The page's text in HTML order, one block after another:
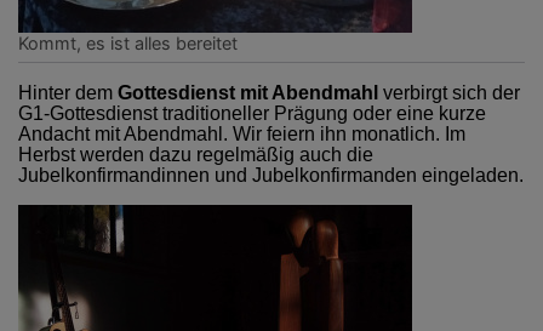
Kommt, es ist alles bereitet
Hinter dem Gottesdienst mit Abendmahl verbirgt sich der
G1-Gottesdienst traditioneller Prägung oder eine kurze
Andacht mit Abendmahl. Wir feiern ihn monatlich. Im
Herbst werden dazu regelmäßig auch die
Jubelkonfirmandinnen und Jubelkonfirmanden eingeladen.